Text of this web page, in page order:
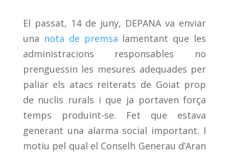
El passat, 14 de juny, DEPANA va enviar
una nota de premsa lamentant que les
administracions responsables no
prenguessin les mesures adequades per
paliar els atacs reiterats de Goiat prop
de nuclis rurals i que ja portaven força
temps produint-se. Fet que estava
generant una alarma social important. I
motiu pel qual el Conselh Generau d’Aran